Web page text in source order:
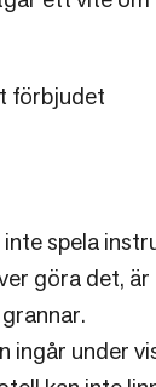
förbjudet
spela
göra det,
ingår under